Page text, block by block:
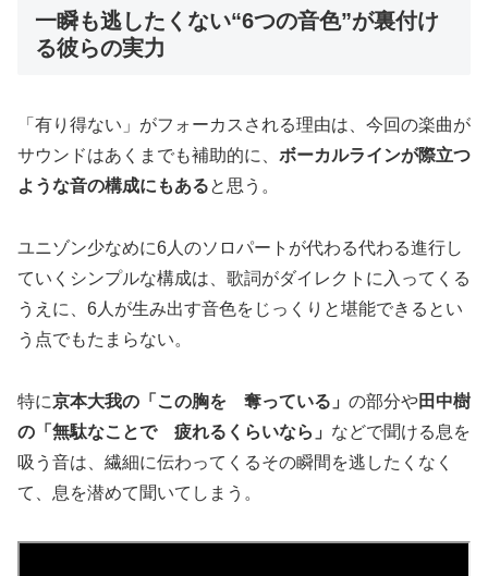
一瞬も逃したくない“6つの音色”が裏付け
る彼らの実力
「有り得ない」がフォーカスされる理由は、今回の楽曲が
サウンドはあくまでも補助的に、 ボーカルラインが際立つ
ような音の構成にもあると思う。
ユニゾン少なめに6人のソロパートが代わる代わる進行し
ていくシンプルな構成は、歌詞がダイレクトに入ってくる
うえに、6人が生み出す音色をじっくりと堪能できるとい
う点でもたまらない。
特に京本大我の「この胸を 奪っている」 の部分や田中樹
の「無駄なことで 疲れるくらいなら」 などで聞ける息を
吸う音は、繊細に伝わってくるその瞬間を逃したくなく
て、息を潜めて聞いてしまう。